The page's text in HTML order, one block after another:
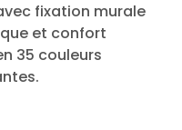
fixation murale
et confort
35 couleurs